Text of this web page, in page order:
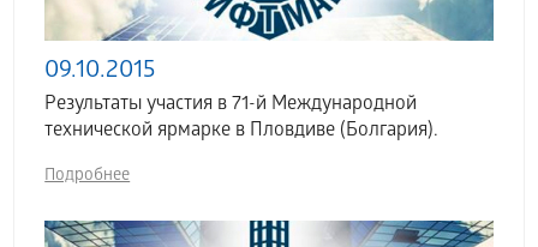
09.10.2015
Результаты участия в 71-й Международной
технической ярмарке в Пловдиве (Болгария).
Подробнее